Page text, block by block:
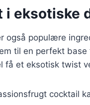
i eksotiske
også populære
til en perfekt
få et eksotisk twist
cocktail